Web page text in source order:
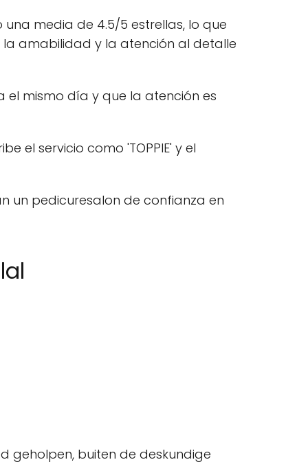
una media de 4.5/5 estrellas, lo que
la amabilidad y la atención al detalle
el mismo día y que la atención es
el servicio como 'TOPPIE' y el
un pedicuresalon de confianza en
geholpen, buiten de deskundige